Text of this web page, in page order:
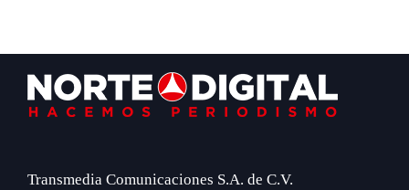
Footer
Transmedia Comunicaciones S.A. de C.V.